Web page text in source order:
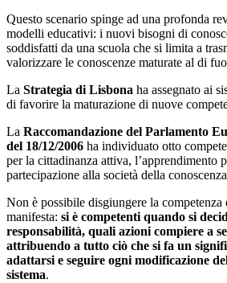
Questo scenario spinge ad una profonda
modelli educativi: i nuovi bisogni di
soddisfatti da una scuola che si limita a
valorizzare le conoscenze maturate al di
La Strategia di Lisbona ha assegnato ai
di favorire la maturazione di nuove
La Raccomandazione del Parlamento
del 18/12/2006 ha individuato otto
per la cittadinanza attiva, l’apprendimento
partecipazione alla società della
Non è possibile disgiungere la competenza
manifesta: si è competenti quando si
responsabilità, quali azioni compiere a
attribuendo a tutto ciò che si fa un
adattarsi e seguire ogni modificazione
sistema.